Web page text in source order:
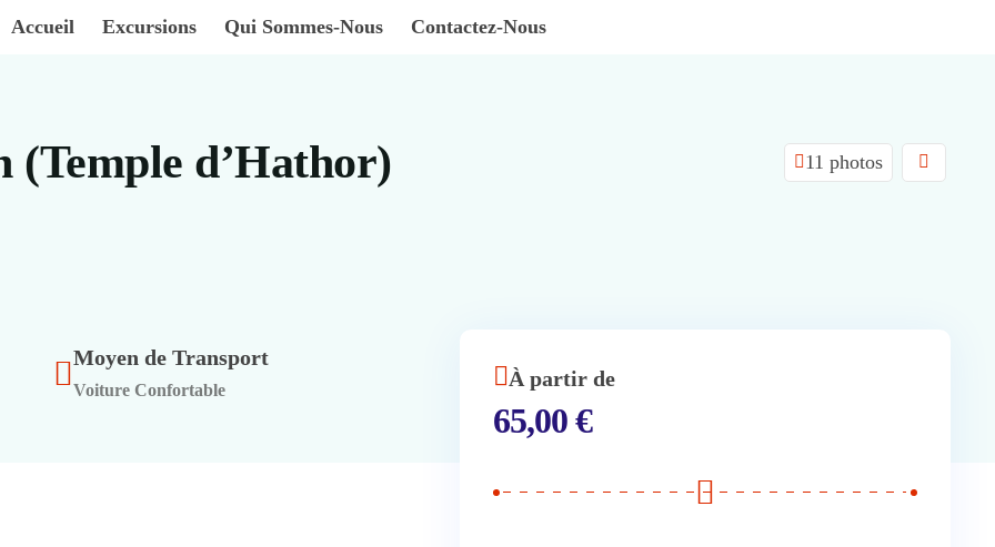
Accueil Excursions Qui Sommes-Nous Contactez-Nous
(Temple d’Hathor) 11 photos
Moyen de Transport
Voiture Confortable À partir de
65,00€